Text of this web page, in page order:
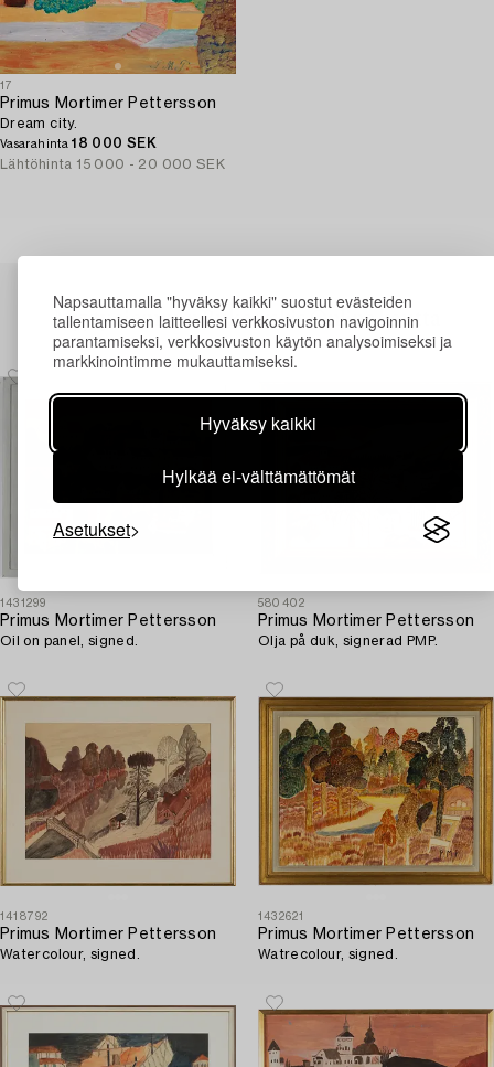
Napsauttamalla "hyväksy kaikki" suostut evästeiden
tallentamiseen laitteellesi verkkosivuston navigoinnin
parantamiseksi, verkkosivuston käytön analysoimiseksi ja
markkinointimme mukauttamiseksi.
Hyväksy kaikki
Hylkää ei-välttämättömät
Asetukset
17
Primus Mortimer Pettersson
Dream city.
Vasarahinta18 000 SEK
Lähtöhinta 15 000 - 20 000 SEK
Myyty aiemmin Bukowskis Online kautta
1431299
Primus Mortimer Pettersson
Oil on panel, signed.
580402
Primus Mortimer Pettersson
Olja på duk, signerad PMP.
1418792
Primus Mortimer Pettersson
Watercolour, signed.
1432621
Primus Mortimer Pettersson
Watrecolour, signed.